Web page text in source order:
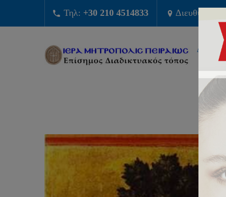
Τηλ: +30 210 4514833 Διευθυνση: